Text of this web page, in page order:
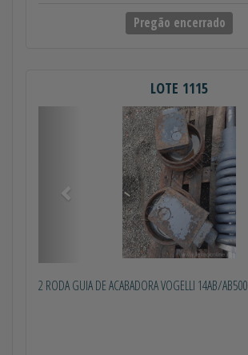
Pregão encerrado
LOTE 1115
2 RODA GUIA DE ACABADORA VOGELLI 14AB/AB500